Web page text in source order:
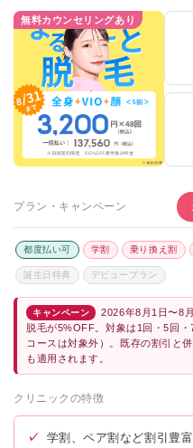
無料カウンセリングあり
プラン・キャンペーン
都度払い可 学割 乗り換え割
誕生日特典 デビュープラン
キャンペーン
2026年8月1日〜8
脱毛が5%OFF。対象は1回・5回
コースは対象外）。既存の割引と
も適用されます。
クリニックの特徴
✓ 学割、ペア割など割引豊富